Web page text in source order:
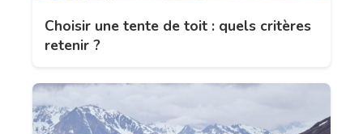
Choisir une tente de toit : quels critères
retenir ?